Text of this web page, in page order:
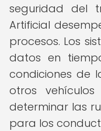
seguridad del
Artificial
procesos. Los
datos en
condiciones de
otros
determinar las
para los